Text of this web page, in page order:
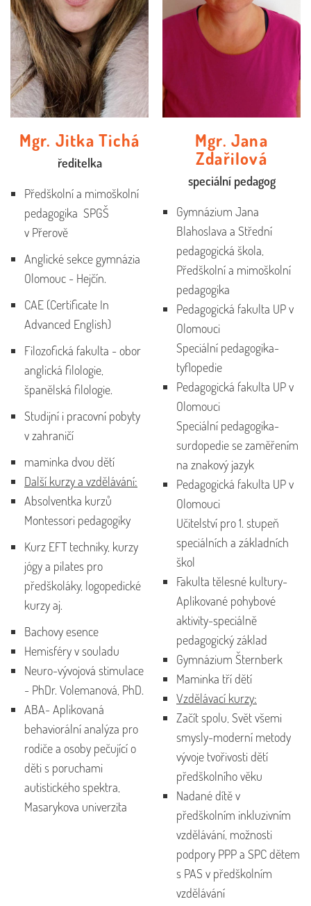
Mgr. Jitka Tichá
ředitelka
Předškolní a mimoškolní
pedagogika SPGŠ
v Přerově
Anglické sekce gymnázia
Olomouc - Hejčín.
CAE (Certificate In
Advanced English)
Filozofická fakulta - obor
anglická filologie,
španělská filologie.
Studijní i pracovní pobyty
v zahraničí
maminka dvou dětí
Další kurzy a vzdělávání:
Absolventka kurzů
Montessori pedagogiky
Kurz EFT techniky, kurzy
jógy a pilates pro
předškoláky, logopedické
kurzy aj.
Bachovy esence
Hemisféry v souladu
Neuro-vývojová stimulace
- PhDr. Volemanová, PhD.
ABA- Aplikovaná
behaviorální analýza pro
rodiče a osoby pečující o
děti s poruchami
autistického spektra,
Masarykova univerzita
Mgr. Jana
Zdařilová
speciální pedagog
Gymnázium Jana
Blahoslava a Střední
pedagogická škola,
Předškolní a mimoškolní
pedagogika
Pedagogická fakulta UP v
Olomouci
Speciální pedagogika-
tyflopedie
Pedagogická fakulta UP v
Olomouci
Speciální pedagogika-
surdopedie se zaměřením
na znakový jazyk
Pedagogická fakulta UP v
Olomouci
Učitelství pro 1. stupeň
speciálních a základních
škol
Fakulta tělesné kultury-
Aplikované pohybové
aktivity-speciálně
pedagogický základ
Gymnázium Šternberk
Maminka tří dětí
Vzdělávací kurzy:
Začít spolu, Svět všemi
smysly-moderní metody
vývoje tvořivosti dětí
předškolního věku
Nadané dítě v
předškolním inkluzivním
vzdělávání, možnosti
podpory PPP a SPC dětem
s PAS v předškolním
vzdělávání